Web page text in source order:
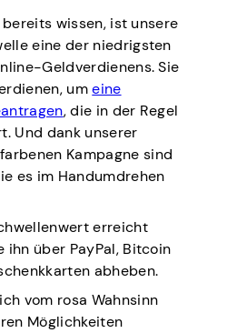
wissen, ist unsere
eine der niedrigsten
Geldverdienens. Sie
umeine
, die in der Regel
Und dank unserer
Kampagne sind
es im Handumdrehen
erreicht
ihn über PayPal, Bitcoin
abheben.
vom rosa Wahnsinn
Möglichkeiten